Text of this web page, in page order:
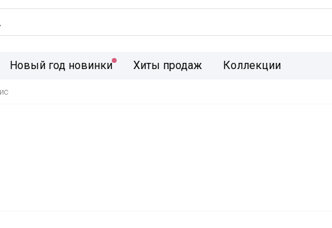
Новый год новинки Хиты продаж Коллекции